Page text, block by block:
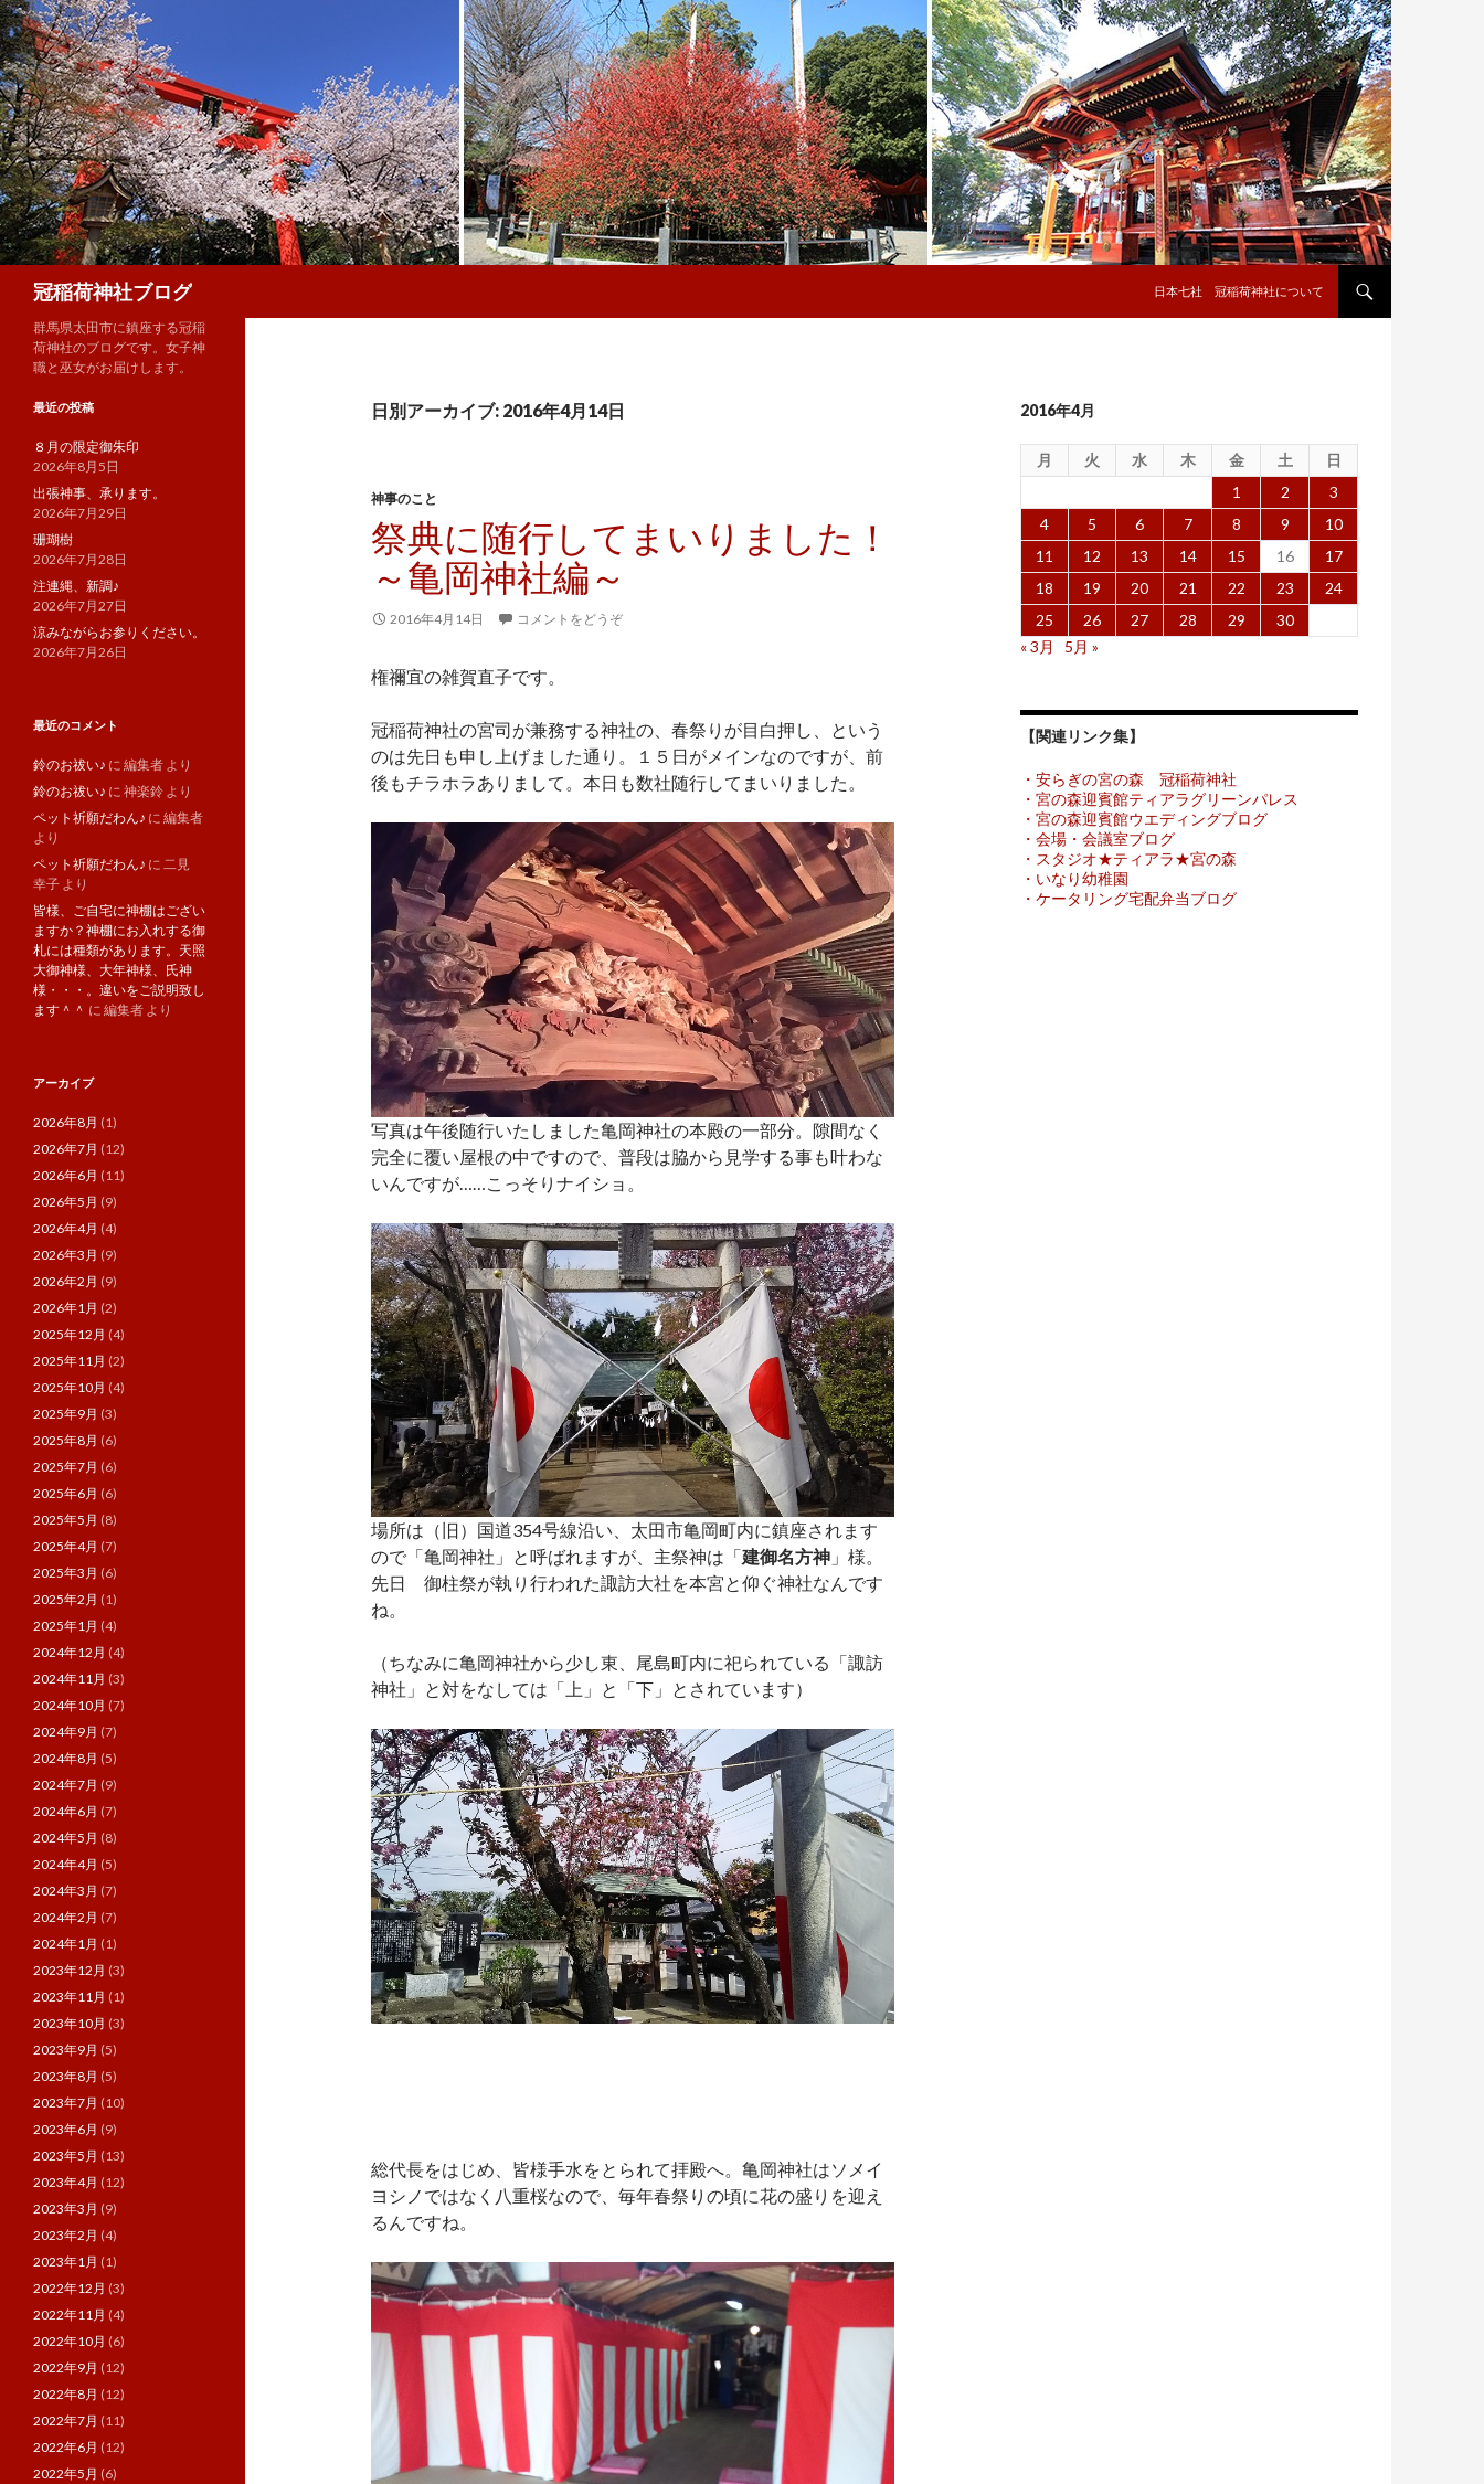
冠稲荷神社ブログ
日本七社 冠稲荷神社について
日別アーカイブ: 2016年4月14日
神事のこと
祭典に随行してまいりました！
～亀岡神社編～
2016年4月14日 コメントをどうぞ
権禰宜の雑賀直子です。
冠稲荷神社の宮司が兼務する神社の、春祭りが目白押し、という
のは先日も申し上げました通り。１５日がメインなのですが、前
後もチラホラありまして。本日も数社随行してまいりました。
写真は午後随行いたしました亀岡神社の本殿の一部分。隙間なく
完全に覆い屋根の中ですので、普段は脇から見学する事も叶わな
いんですが……こっそりナイショ。
場所は（旧）国道354号線沿い、太田市亀岡町内に鎮座されます
ので「亀岡神社」と呼ばれますが、主祭神は「建御名方神 」様。
先日 御柱祭が執り行われた諏訪大社を本宮と仰ぐ神社なんです
ね。
（ちなみに亀岡神社から少し東、尾島町内に祀られている「諏訪
神社」と対をなしては「上」と「下」とされています）
総代長をはじめ、皆様手水をとられて拝殿へ。亀岡神社はソメイ
ヨシノではなく八重桜なので、毎年春祭りの頃に花の盛りを迎え
るんですね。
2016年4月
月 火 水 木 金 土
日
1
2
3
4
5 6 7 8 9
10
11
12 13 14 15 16
17
18
19 20 21 22 23
24
25
26 27 28 29
30
« 3月
5月 »
【関連リンク集】
・安らぎの宮の森 冠稲荷神社
・宮の森迎賓館ティアラグリーンパレス
・宮の森迎賓館ウエディングブログ
・会場・会議室ブログ
・スタジオ★ティアラ★宮の森
・いなり幼稚園
・ケータリング宅配弁当ブログ
群馬県太田市に鎮座する冠稲
荷神社のブログです。女子神
職と巫女がお届けします。
最近の投稿
８月の限定御朱印
2026年8月5日
出張神事、承ります。
2026年7月29日
珊瑚樹
2026年7月28日
注連縄、新調♪
2026年7月27日
涼みながらお参りください。
2026年7月26日
最近のコメント
鈴のお祓い♪ に 編集者 より
鈴のお祓い♪ に 神楽鈴 より
ペット祈願だわん♪ に 編集者
より
ペット祈願だわん♪ に 二見
幸子 より
皆様、ご自宅に神棚はござい
ますか？神棚にお入れする御
札には種類があります。天照
大御神様、大年神様、氏神
様・・・。違いをご説明致し
ます＾＾ に 編集者 より
アーカイブ
2026年8月 (1)
2026年7月 (12)
2026年6月 (11)
2026年5月 (9)
2026年4月 (4)
2026年3月 (9)
2026年2月 (9)
2026年1月 (2)
2025年12月 (4)
2025年11月 (2)
2025年10月 (4)
2025年9月 (3)
2025年8月 (6)
2025年7月 (6)
2025年6月 (6)
2025年5月 (8)
2025年4月 (7)
2025年3月 (6)
2025年2月 (1)
2025年1月 (4)
2024年12月 (4)
2024年11月 (3)
2024年10月 (7)
2024年9月 (7)
2024年8月 (5)
2024年7月 (9)
2024年6月 (7)
2024年5月 (8)
2024年4月 (5)
2024年3月 (7)
2024年2月 (7)
2024年1月 (1)
2023年12月 (3)
2023年11月 (1)
2023年10月 (3)
2023年9月 (5)
2023年8月 (5)
2023年7月 (10)
2023年6月 (9)
2023年5月 (13)
2023年4月 (12)
2023年3月 (9)
2023年2月 (4)
2023年1月 (1)
2022年12月 (3)
2022年11月 (4)
2022年10月 (6)
2022年9月 (12)
2022年8月 (12)
2022年7月 (11)
2022年6月 (12)
2022年5月 (6)